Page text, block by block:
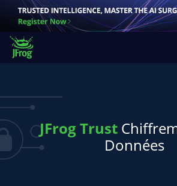
JFrog Trust
Données